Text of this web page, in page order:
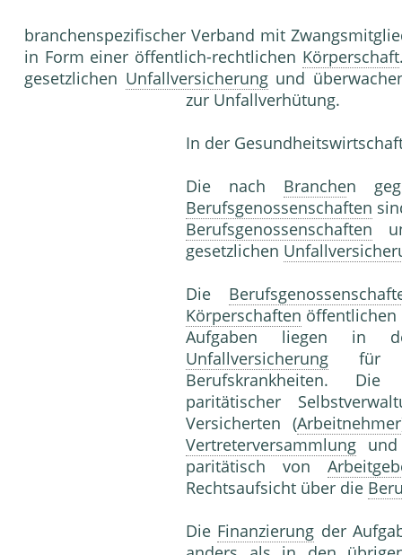
branchenspezifischer Verband mit
in Form einer öffentlich-rechtlichen Körperschaft
gesetzlichen Unfallversicherungund
zur Unfallverhütung.
In der
Die nach Branchen
Berufsgenossenschaften
Berufsgenossenschaften
gesetzlichen
Die
Körperschaften öffentlichen
Aufgaben liegen in
Unfallversicherung für
Berufskrankheiten.
paritätischer
Versicherten (Arbeitnehmer
Vertreterversammlung
paritätisch von
Rechtsaufsicht über die
Die Finanzierung der